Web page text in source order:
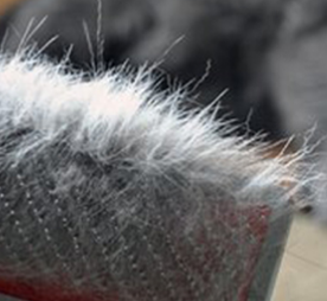
Kedi Yavrusunu Neden
ve Terk Eder?
Beslenebilecek En Tatlı 21
Kedi Cinsi